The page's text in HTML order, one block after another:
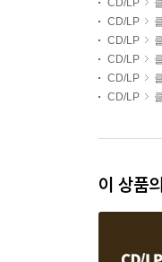
CD/LP
CD/LP
CD/LP
CD/LP
CD/LP
CD/LP
이 상품